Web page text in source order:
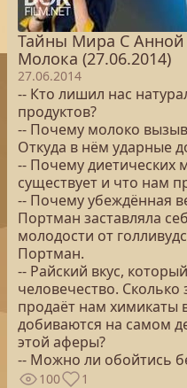
Тайны Мира С Анной
Молока (27.06.2014)
27.06.2014
-- Кто лишил нас
продуктов?
-- Почему молоко
Откуда в нём ударные
-- Почему диетических
существует и что нам
-- Почему убеждённая
Портман заставляла
молодости от
Портман.
-- Райский вкус,
человечество. Сколько
продаёт нам химикаты
добиваются на самом
этой аферы?
-- Можно ли обойтись
100 1